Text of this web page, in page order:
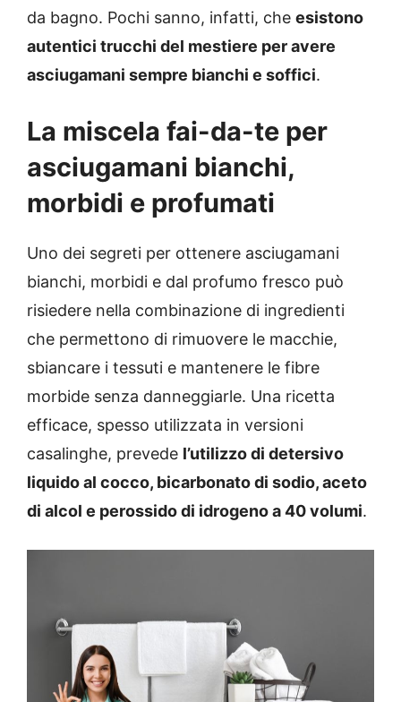
da bagno. Pochi sanno, infatti, che esistono
autentici trucchi del mestiere per avere
asciugamani sempre bianchi e soffici.
La miscela fai-da-te per
asciugamani bianchi,
morbidi e profumati
Uno dei segreti per ottenere asciugamani
bianchi, morbidi e dal profumo fresco può
risiedere nella combinazione di ingredienti
che permettono di rimuovere le macchie,
sbiancare i tessuti e mantenere le fibre
morbide senza danneggiarle. Una ricetta
efficace, spesso utilizzata in versioni
casalinghe, prevede l’utilizzo di detersivo
liquido al cocco, bicarbonato di sodio, aceto
di alcol e perossido di idrogeno a 40 volumi.